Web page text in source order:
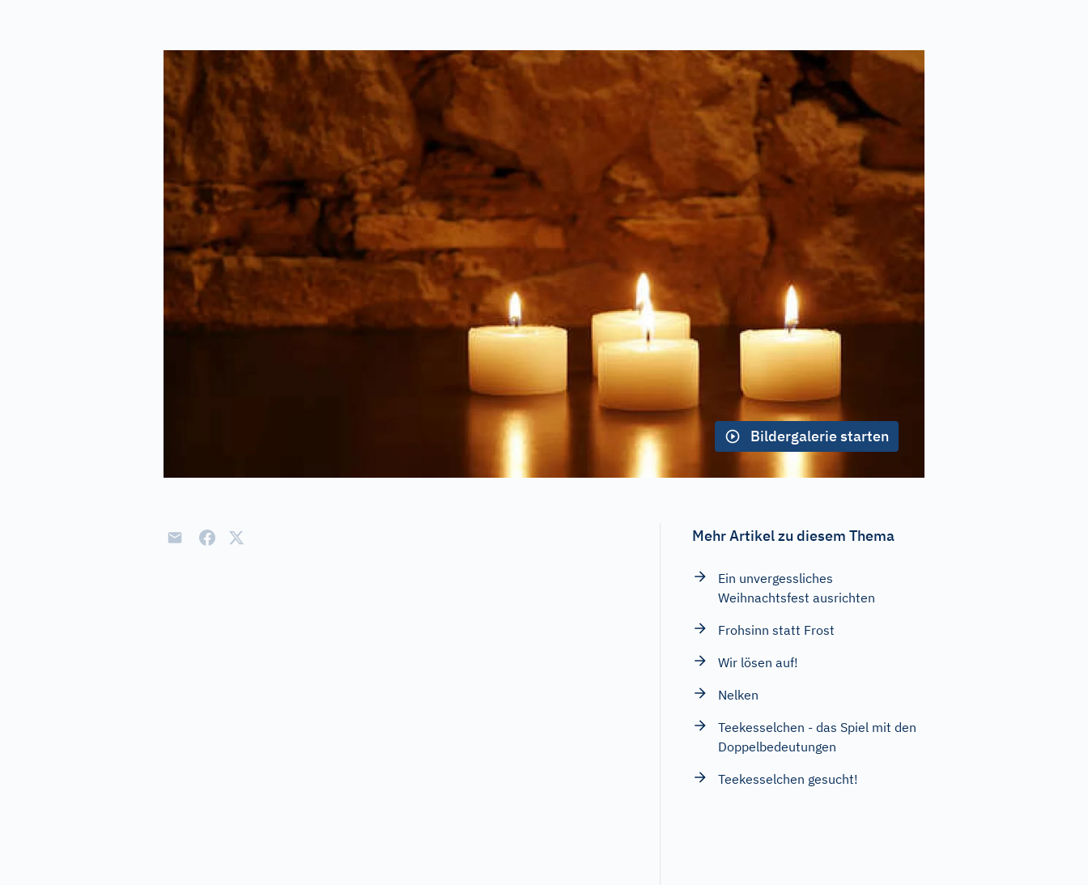
Bildergalerie starten
Mehr Artikel zu diesem Thema
Ein unvergessliches
Weihnachtsfest ausrichten
Frohsinn statt Frost
Wir lösen auf!
Nelken
Teekesselchen - das Spiel mit den
Doppelbedeutungen
Teekesselchen gesucht!